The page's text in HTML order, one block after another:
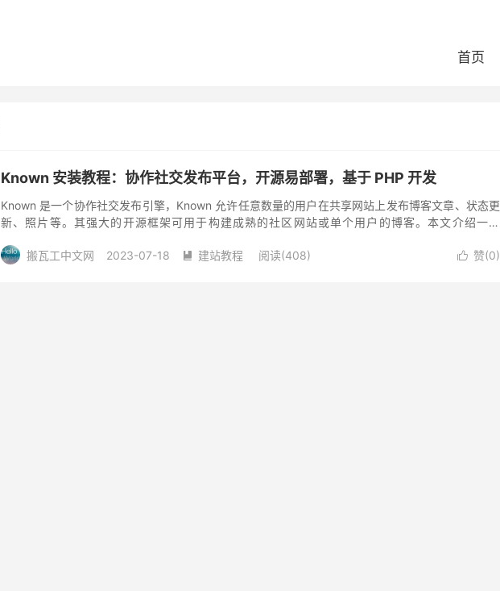
首页
Known 安装教程：协作社交发布平台，开源易部署，基于 PHP 开发
Known 是一个协作社交发布引擎，Known 允许任意数量的用户在共享网站上发布博客文章、状态更
新、照片等。其强大的开源框架可用于构建成熟的社区网站或单个用户的博客。本文介绍一下
搬瓦工中文网
2023-07-18  建站教程 阅读(408)  赞(0)